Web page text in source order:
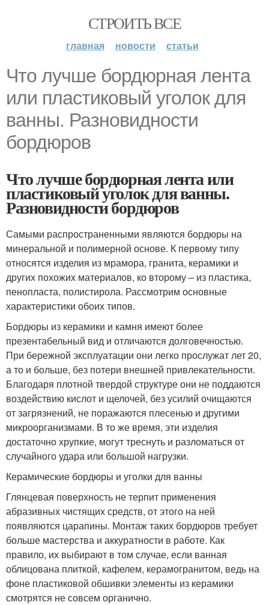
СТРОИТЬ ВСЕ
главная новости статьи
Что лучше бордюрная лента
или пластиковый уголок для
ванны. Разновидности
бордюров
Что лучше бордюрная лента или
пластиковый уголок для ванны.
Разновидности бордюров
Самыми распространенными являются бордюры на
минеральной и полимерной основе. К первому типу
относятся изделия из мрамора, гранита, керамики и
других похожих материалов, ко второму – из пластика,
пенопласта, полистирола. Рассмотрим основные
характеристики обоих типов.
Бордюры из керамики и камня имеют более
презентабельный вид и отличаются долговечностью.
При бережной эксплуатации они легко прослужат лет 20,
а то и больше, без потери внешней привлекательности.
Благодаря плотной твердой структуре они не поддаются
воздействию кислот и щелочей, без усилий очищаются
от загрязнений, не поражаются плесенью и другими
микроорганизмами. В то же время, эти изделия
достаточно хрупкие, могут треснуть и разломаться от
случайного удара или большой нагрузки.
Керамические бордюры и уголки для ванны
Глянцевая поверхность не терпит применения
абразивных чистящих средств, от этого на ней
появляются царапины. Монтаж таких бордюров требует
больше мастерства и аккуратности в работе. Как
правило, их выбирают в том случае, если ванная
облицована плиткой, кафелем, керамогранитом, ведь на
фоне пластиковой обшивки элементы из керамики
смотрятся не совсем органично.